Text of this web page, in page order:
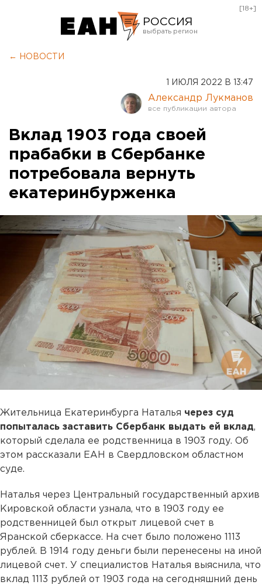
РОССИЯ
Оренбург
[18+]
← НОВОСТИ
1 ИЮЛЯ 2022 В 13:47
Александр Лукманов
Вклад 1903 года своей
прабабки в Сбербанке
потребовала вернуть
екатеринбурженка
Жительница Екатеринбурга Наталья через суд
попыталась заставить Сбербанк выдать ей вклад,
который сделала ее родственница в 1903 году. Об
этом рассказали ЕАН в Свердловском областном
суде.
Наталья через Центральный государственный архив
Кировской области узнала, что в 1903 году ее
родственницей был открыт лицевой счет в
Яранской сберкассе. На счет было положено 1113
рублей. В 1914 году деньги были перенесены на иной
лицевой счет. У специалистов Наталья выяснила, что
вклад 1113 рублей от 1903 года на сегодняшний день